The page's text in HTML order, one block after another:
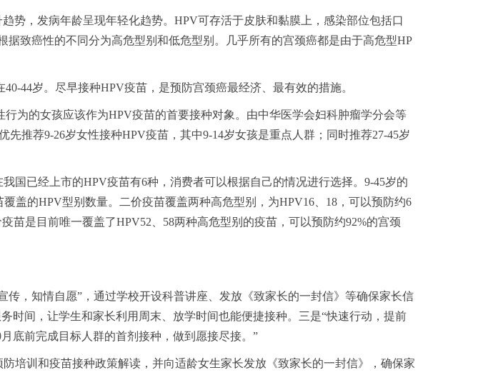
势，发病年龄呈现年轻化趋势。HPV可存活于皮肤和黏膜上，感染部位包括口
致癌性的不同分为高危型别和低危型别。几乎所有的宫颈癌都是由于高危型HP
44岁。尽早接种HPV疫苗，是预防宫颈癌最经济、最有效的措施。
为的女孩应该作为HPV疫苗的首要接种对象。由中华医学会妇科肿瘤学分会等
推荐9-26岁女性接种HPV疫苗，其中9-14岁女孩是重点人群；同时推荐27-45岁
国已经上市的HPV疫苗有6种，消费者可以根据自己的情况进行选择。9-45岁的
盖的HPV型别数量。二价疫苗覆盖两种高危型别，为HPV16、18，可以预防约6
苗是目前唯一覆盖了HPV52、58两种高危型别的疫苗，可以预防约92%的宫颈
，知情自愿”，通过学校开设科普讲座、发放《致家长的一封信》等确保家长信
时间，让学生和家长利用周末、放学时间也能便捷接种。三是“快速行动，提前
底前完成目标人群的首剂接种，做到愿接尽接。”
培训和疫苗接种政策解读，并向适龄女生家长发放《致家长的一封信》，确保家